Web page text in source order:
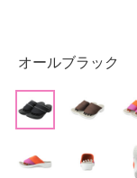
オールブラック